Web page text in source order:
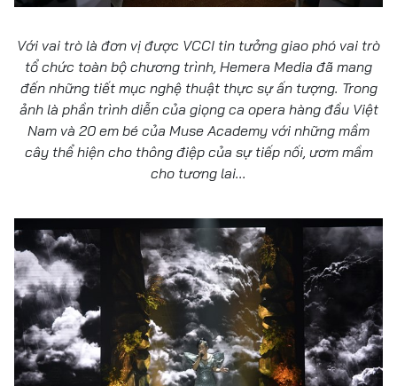
Với vai trò là đơn vị được VCCI tin tưởng giao phó vai trò
tổ chức toàn bộ chương trình, Hemera Media đã mang
đến những tiết mục nghệ thuật thực sự ấn tượng. Trong
ảnh là phần trình diễn của giọng ca opera hàng đầu Việt
Nam và 20 em bé của Muse Academy với những mầm
cây thể hiện cho thông điệp của sự tiếp nối, ươm mầm
cho tương lai...